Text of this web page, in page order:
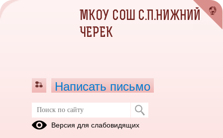
Информационные материалы о
предупреждении и пресечении
МКОУ СОШ С.П.НИЖНИЙ
ЧЕРЕК
Написать письмо
Версия для слабовидящих